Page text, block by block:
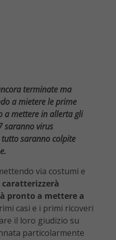
terminate ma
a mietere le prime
a mettere in allerta gli
saranno virus
saranno colpite
via costumi e
pronto a mettere a
casi e i primi ricoveri
il loro giudizio su
particolarmente